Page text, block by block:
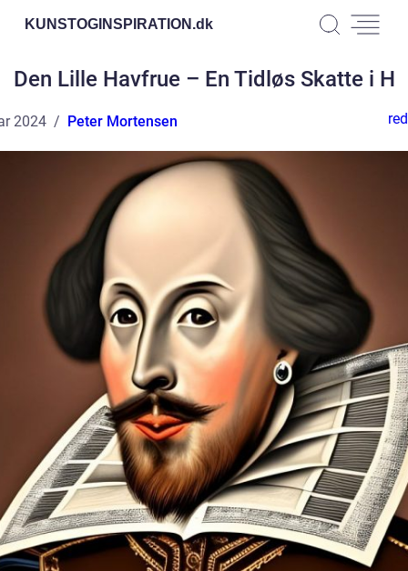
KUNSTOGINSPIRATION.dk
Den Lille Havfrue – En Tidløs Skatte i H
2024 Peter Mortensen